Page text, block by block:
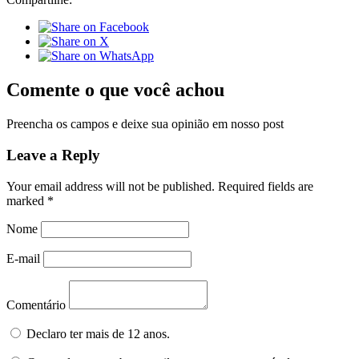
Comente o que você achou
Preencha os campos e deixe sua opinião em nosso post
Leave a Reply
Your email address will not be published. Required fields are
marked *
Nome
E-mail
Comentário
Declaro ter mais de 12 anos.